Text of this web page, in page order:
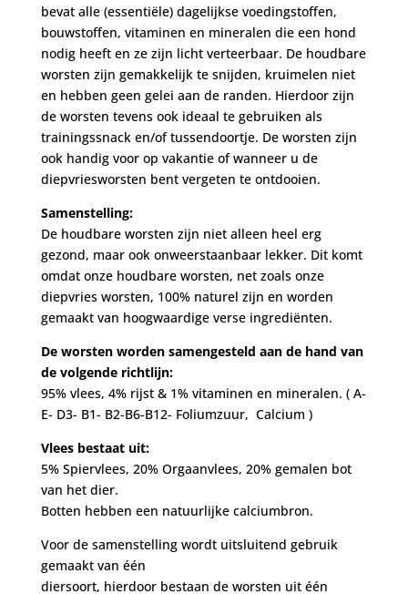
bevat alle (essentiële) dagelijkse voedingstoffen,
bouwstoffen, vitaminen en mineralen die een hond
nodig heeft en ze zijn licht verteerbaar. De houdbare
worsten zijn gemakkelijk te snijden, kruimelen niet
en hebben geen gelei aan de randen. Hierdoor zijn
de worsten tevens ook ideaal te gebruiken als
trainingssnack en/of tussendoortje. De worsten zijn
ook handig voor op vakantie of wanneer u de
diepvriesworsten bent vergeten te ontdooien.
Samenstelling:
De houdbare worsten zijn niet alleen heel erg
gezond, maar ook onweerstaanbaar lekker. Dit komt
omdat onze houdbare worsten, net zoals onze
diepvries worsten, 100% naturel zijn en worden
gemaakt van hoogwaardige verse ingrediënten.
De worsten worden samengesteld aan de hand van
de volgende richtlijn:
95% vlees, 4% rijst & 1% vitaminen en mineralen. ( A-
E- D3- B1- B2-B6-B12- Foliumzuur, Calcium )
Vlees bestaat uit:
5% Spiervlees, 20% Orgaanvlees, 20% gemalen bot
van het dier.
Botten hebben een natuurlijke calciumbron.
Voor de samenstelling wordt uitsluitend gebruik
gemaakt van één
diersoort, hierdoor bestaan de worsten uit één